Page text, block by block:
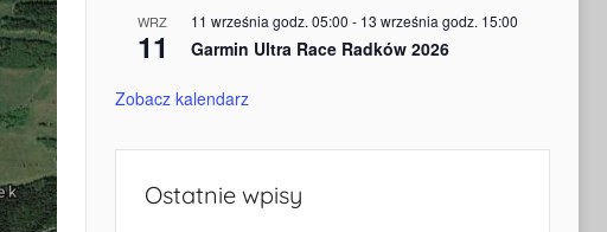
WRZ
11
11 września godz. 05:00 - 13 września godz. 15:00
Garmin Ultra Race Radków 2026
Zobacz kalendarz
Ostatnie wpisy